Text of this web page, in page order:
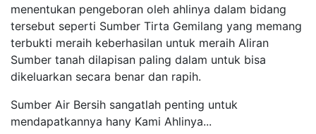
menentukan pengeboran oleh ahlinya dalam bidang
tersebut seperti Sumber Tirta Gemilang yang memang
terbukti meraih keberhasilan untuk meraih Aliran
Sumber tanah dilapisan paling dalam untuk bisa
dikeluarkan secara benar dan rapih.
Sumber Air Bersih sangatlah penting untuk
mendapatkannya hany Kami Ahlinya...